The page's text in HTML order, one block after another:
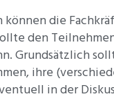
die
den
Grundsätzlich
ihre
in der